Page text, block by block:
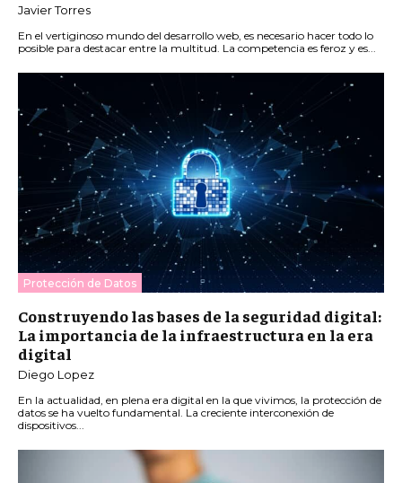
Javier Torres
En el vertiginoso mundo del desarrollo web, es necesario hacer todo lo
posible para destacar entre la multitud. La competencia es feroz y es...
Protección de Datos
Construyendo las bases de la seguridad digital:
La importancia de la infraestructura en la era
digital
Diego Lopez
En la actualidad, en plena era digital en la que vivimos, la protección de
datos se ha vuelto fundamental. La creciente interconexión de
dispositivos...